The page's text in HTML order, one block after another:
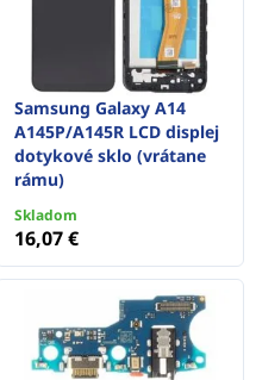
Samsung Galaxy A14
A145P/A145R LCD displej
dotykové sklo (vrátane
rámu)
Skladom
16,07 €